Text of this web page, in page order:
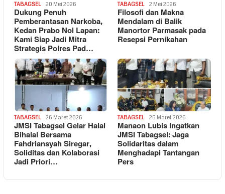
TABAGSEL 20 Mei 2026
Dukung Penuh
Pemberantasan Narkoba,
Kedan Prabo Nol Lapan:
Kami Siap Jadi Mitra
Strategis Polres Pad…
TABAGSEL 2 Mei 2026
Filosofi dan Makna
Mendalam di Balik
Manortor Parmasak pada
Resepsi Pernikahan
TABAGSEL 26 Maret 2026
JMSI Tabagsel Gelar Halal
Bihalal Bersama
Fahdriansyah Siregar,
Soliditas dan Kolaborasi
Jadi Priori…
TABAGSEL 26 Maret 2026
Manaon Lubis Ingatkan
JMSI Tabagsel: Jaga
Solidaritas dalam
Menghadapi Tantangan
Pers